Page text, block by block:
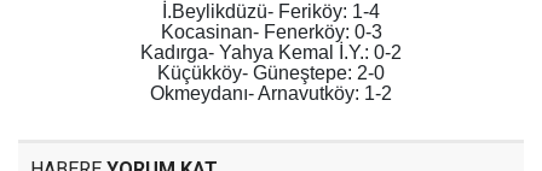
İ.Beylikdüzü- Feriköy: 1-4
Kocasinan- Fenerköy: 0-3
Kadırga- Yahya Kemal İ.Y.: 0-2
Küçükköy- Güneştepe: 2-0
Okmeydanı- Arnavutköy: 1-2